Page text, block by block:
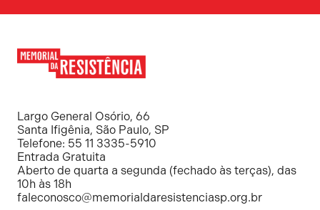
Resistência
Largo General Osório, 66
Santa Ifigênia, São Paulo, SP
Telefone: 55 11 3335-5910
Entrada Gratuita
Aberto de quarta a segunda (fechado às terças), das
10h às 18h
faleconosco@memorialdaresistenciasp.org.br